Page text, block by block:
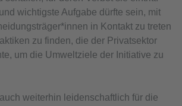
wichtigste Aufgabe dürfte sein, mit
in Kontakt zu treten
zu finden, die der Privatsektor
um die Umweltziele der Initiative zu
weiterhin leidenschaftlich für die